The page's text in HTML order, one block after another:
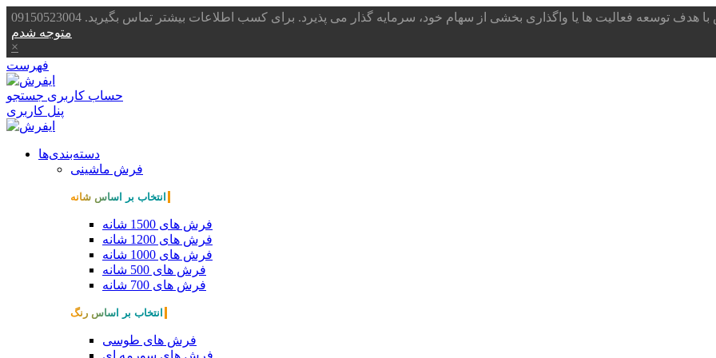
با هدف توسعه فعالیت ها یا واگذاری بخشی از سهام خود، سرمایه گذار می پذیرد. برای کسب اطلاعات بیشتر تماس بگیرید. 09150523004
متوجه شدم
×
فهرست
حساب کاربری جستجو
پنل کاربری
دسته‌بندی‌ها
فرش ماشینی
انتخاب بر اساس شانه
فرش های 1500 شانه
فرش های 1200 شانه
فرش های 1000 شانه
فرش های 500 شانه
فرش های 700 شانه
انتخاب بر اساس رنگ
فرش های طوسی
فرش های سورمه ای